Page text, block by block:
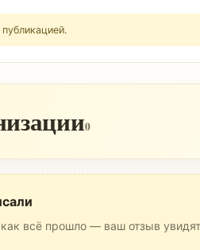
0
всё прошло — ваш отзыв увидят